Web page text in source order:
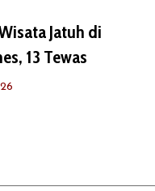
Jatuh di
13 Tewas